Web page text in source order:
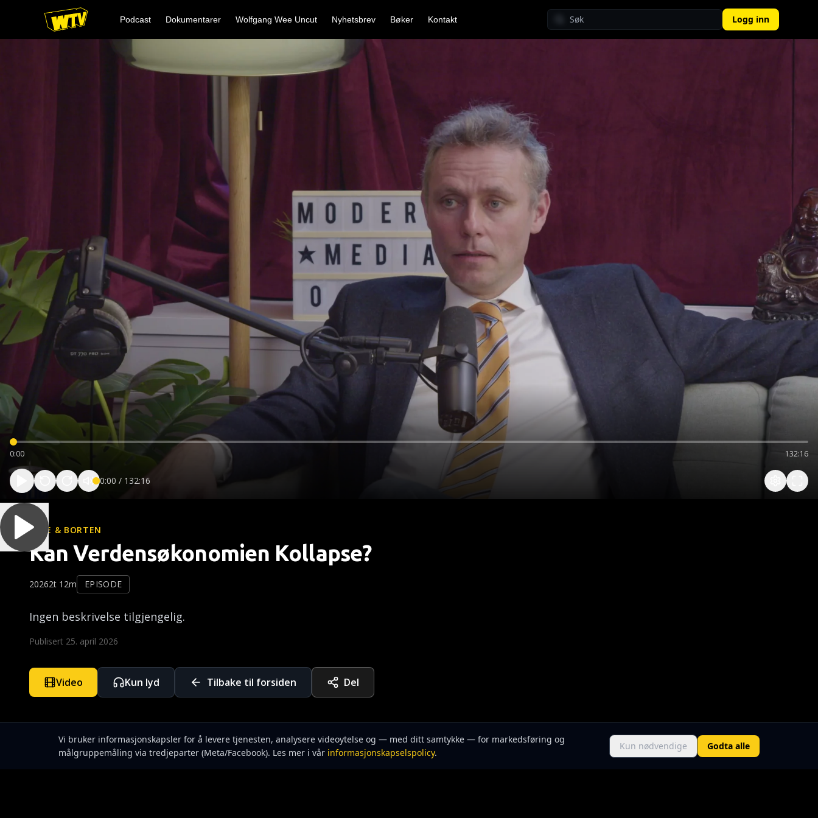
Podcast Dokumentarer Wolfgang Wee Uncut Nyhetsbrev Bøker Kontakt Logg inn
0:00 132:16
0:00 / 132:16
TOJE & BORTEN
Kan Verdensøkonomien Kollapse?
20262t 12m EPISODE
Ingen beskrivelse tilgjengelig.
Publisert 25. april 2026
Video Kun lyd Tilbake til forsiden Del
Vi bruker informasjonskapsler for å levere tjenesten, analysere videoytelse og — med ditt samtykke — for markedsføring og
målgruppemåling via tredjeparter (Meta/Facebook). Les mer i vår informasjonskapselspolicy.
Kun nødvendige Godta alle